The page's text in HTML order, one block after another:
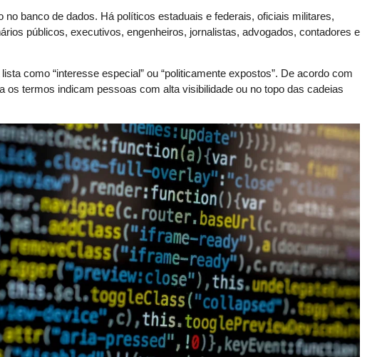
no banco de dados. Há políticos estaduais e federais, oficiais militares,
públicos, executivos, engenheiros, jornalistas, advogados, contadores e
como “interesse especial” ou “politicamente expostos”. De acordo com
os termos indicam pessoas com alta visibilidade ou no topo das cadeias